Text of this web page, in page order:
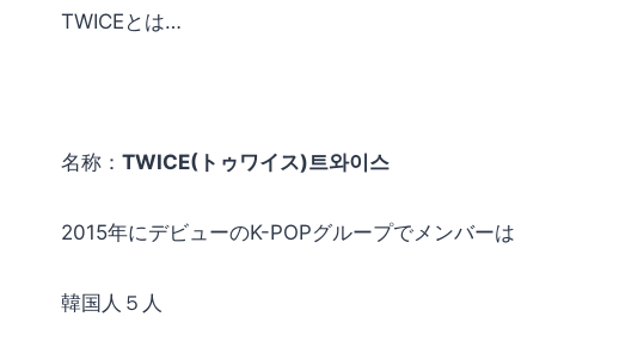
TWICEとは…
名称： TWICE( トゥワイス)트와이스
2015年にデビューのK-POPグループでメンバーは
韓国人５人